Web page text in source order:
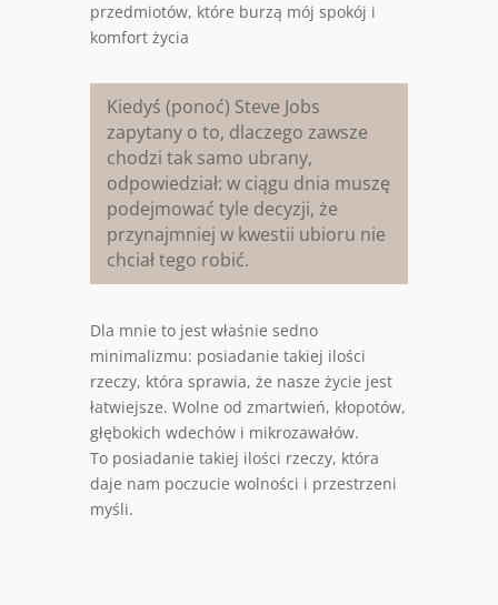
przedmiotów, które burzą mój spokój i
komfort życia
Kiedyś (ponoć) Steve Jobs
zapytany o to, dlaczego zawsze
chodzi tak samo ubrany,
odpowiedział: w ciągu dnia muszę
podejmować tyle decyzji, że
przynajmniej w kwestii ubioru nie
chciał tego robić.
Dla mnie to jest właśnie sedno
minimalizmu: posiadanie takiej ilości
rzeczy, która sprawia, że nasze życie jest
łatwiejsze. Wolne od zmartwień, kłopotów,
głębokich wdechów i mikrozawałów.
To posiadanie takiej ilości rzeczy, która
daje nam poczucie wolności i przestrzeni
myśli.